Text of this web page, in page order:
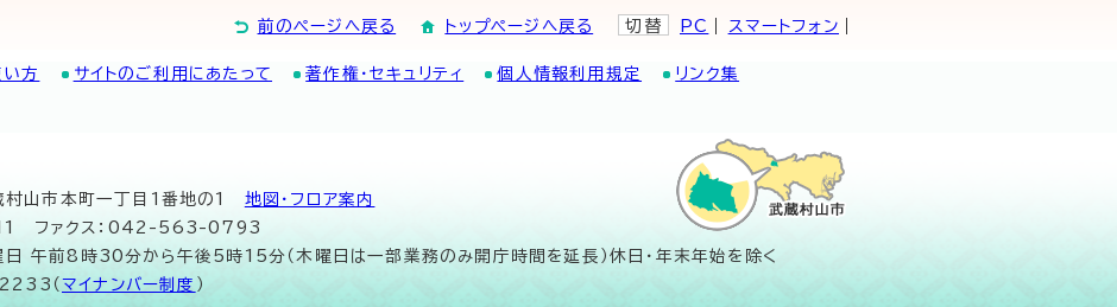
前のページへ戻る トップページへ戻る 切替 PC スマートフォン
い方 サイトのご利用にあたって 著作権・セキュリティ 個人情報利用規定 リンク集
山市本町一丁目1番地の1 地図･フロア案内
ファクス：042-563-0793
日 午前8時30分から午後5時15分（木曜日は一部業務のみ開庁時間を延長）休日・年末年始を除く
（ マイナンバー制度 ）